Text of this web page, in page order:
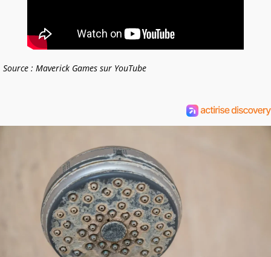
Source : Maverick Games sur YouTube